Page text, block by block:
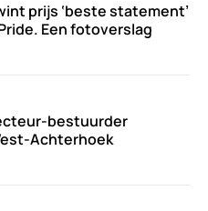
prijs ‘beste statement’
Een fotoverslag
bestuurder
Achterhoek